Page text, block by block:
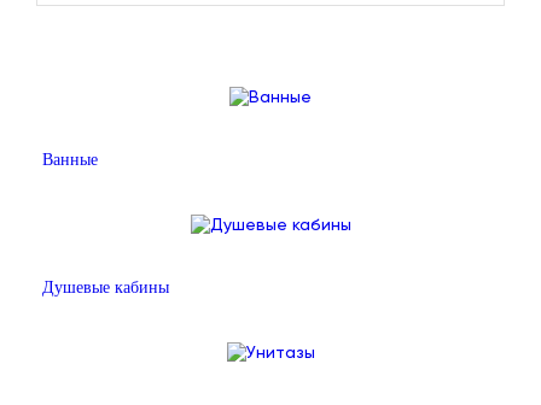
Ванные
Душевые кабины